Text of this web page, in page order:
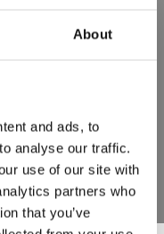
About
and ads, to
analyse our traffic.
use of our site with
partners who
that you’ve
er
se en vejledning til